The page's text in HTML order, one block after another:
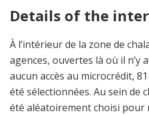
Details of the
À l’intérieur de la zone de
agences, ouvertes là où il n’y
aucun accès au microcrédit,
été sélectionnées. Au sein de
été aléatoirement choisi pour